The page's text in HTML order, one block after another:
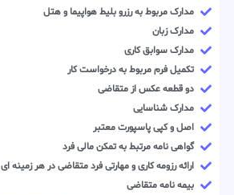
مدارک مربوط به رزرو بلیط هواپیما و هتل
مدارک زبان
مدارک سوابق کاری
تکمیل فرم مربوط به درخواست کار
دو قطعه عکس از متقاضی
مدارک شناسایی
اصل و کپی پاسپورت معتبر
گواهی نامه مرتبط به تمکن مالی فرد
ارائه رزومه کاری و مهارتی فرد متقاضی در هر زمینه ای
بیمه نامه متقاضی